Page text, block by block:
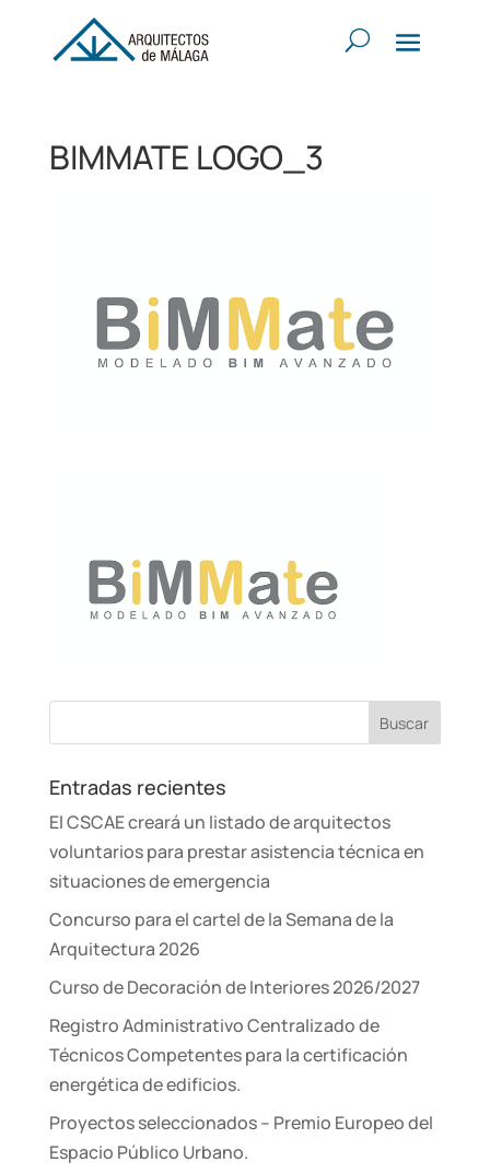
BIMMATE LOGO_3
Entradas recientes
El CSCAE creará un listado de arquitectos
voluntarios para prestar asistencia técnica en
situaciones de emergencia
Concurso para el cartel de la Semana de la
Arquitectura 2026
Curso de Decoración de Interiores 2026/2027
Registro Administrativo Centralizado de
Técnicos Competentes para la certificación
energética de edificios.
Proyectos seleccionados – Premio Europeo del
Espacio Público Urbano.